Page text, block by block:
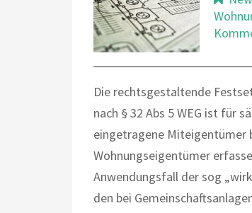
Die rechtsgestaltende
nach § 32 Abs 5 WEG ist für
eingetragene Miteigentümer
Wohnungseigentümer
Anwendungsfall der sog
den bei